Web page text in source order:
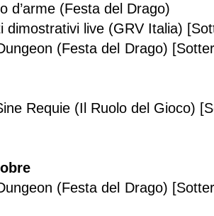
(Festa del Drago)
live (GRV Italia)
(Festa del Drago)
Requie (Il Ruolo del Gioco)
(Festa del Drago)